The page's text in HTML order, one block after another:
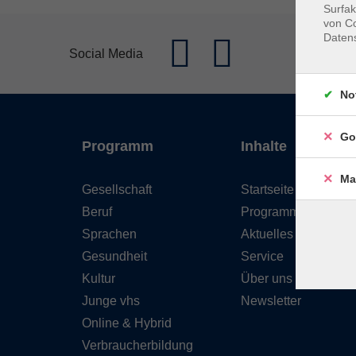
Social Media
Programm
Gesellschaft
Beruf
Sprachen
Gesundheit
Kultur
Junge vhs
Online & Hybrid
Verbraucherbildung
Inhalte
Startseite
Programm
Aktuelles
Service
Über uns
Newsletter
von